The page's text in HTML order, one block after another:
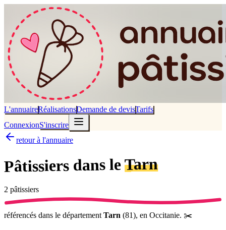
L'annuaireRéalisationsDemande de devisTarifs
ConnexionS'inscrire
retour à l'annuaire
Pâtissiers dans leTarn
2 pâtissiers
référencés dans le département Tarn (81), en Occitanie. ✂️